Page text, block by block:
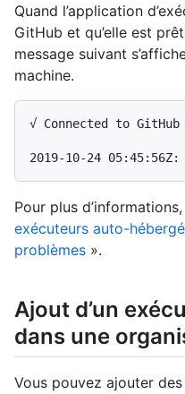
Quand l’application
GitHub et qu’elle est
message suivant
machine.
√ Connected to GitHub
Pour plus
exécuteurs auto-
problèmes ».
Ajout d’un
dans une
Vous pouvez ajouter